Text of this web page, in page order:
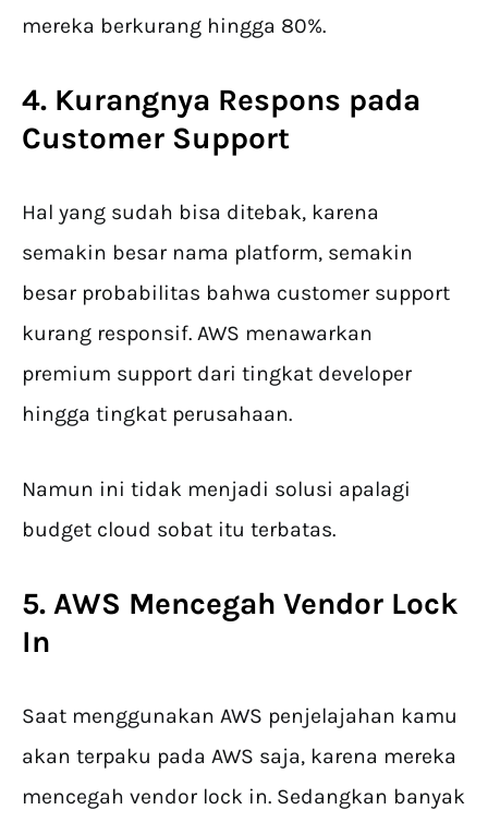
mereka berkurang hingga 80%.
4. Kurangnya Respons pada
Customer Support
Hal yang sudah bisa ditebak, karena
semakin besar nama platform, semakin
besar probabilitas bahwa customer support
kurang responsif. AWS menawarkan
premium support dari tingkat developer
hingga tingkat perusahaan.
Namun ini tidak menjadi solusi apalagi
budget cloud sobat itu terbatas.
5. AWS Mencegah Vendor Lock
In
Saat menggunakan AWS penjelajahan kamu
akan terpaku pada AWS saja, karena mereka
mencegah vendor lock in. Sedangkan banyak